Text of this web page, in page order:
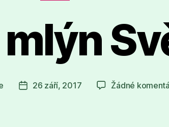
Datum
26 září, 2017 Žádné